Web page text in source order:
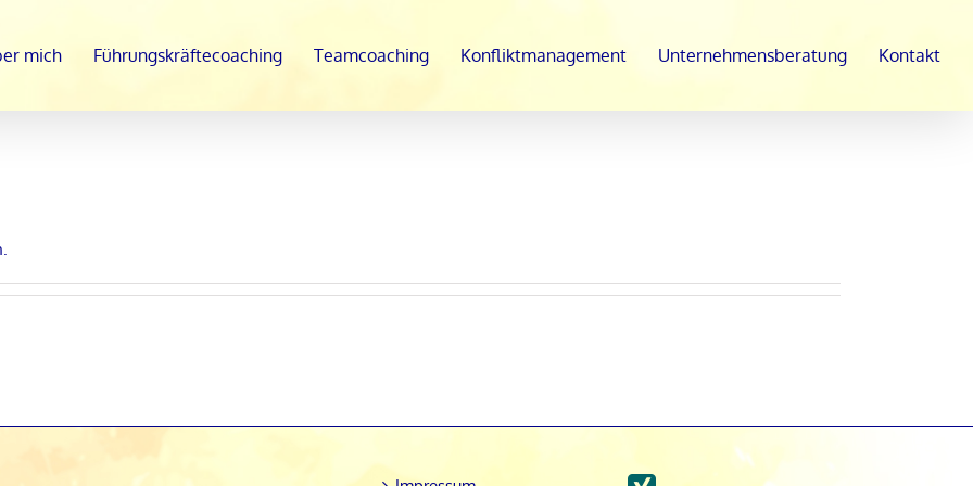
mich Führungskräftecoaching Teamcoaching Konfliktmanagement Unternehmensberatung Kontakt